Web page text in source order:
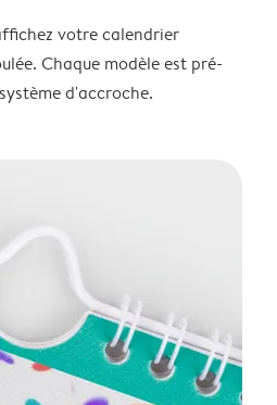
votre calendrier
Chaque modèle est pré-
d'accroche.